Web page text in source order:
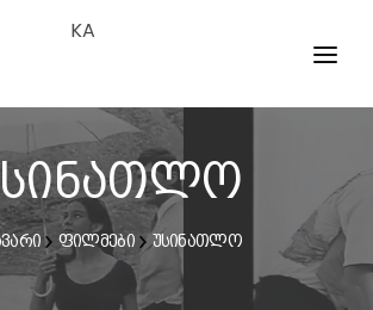
KA
ᲙᲘᲜᲝᲐᲙᲐᲓᲔᲛᲘᲐ
ფილმები უსინათლო